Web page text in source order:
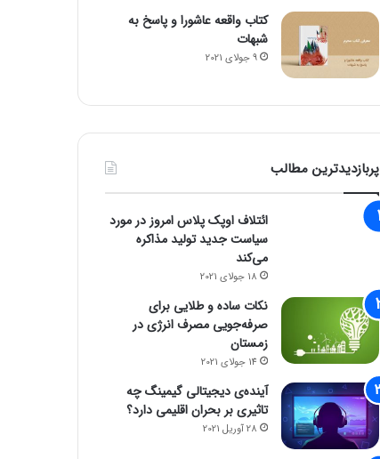
کتاب واقعه عاشورا و پاسخ به
شبهات
9 جولای 2021
پربازدیدترین مطالب
ائتلاف اوپک پلاس امروز در مورد
سیاست جدید تولید مذاکره
می‌کند
18 جولای 2021
نکات ساده و طلایی برای
صرفه‌جویی مصرف انرژی در
زمستان
14 جولای 2021
آینده‌ی دیجیتالی گیمینگ چه
تاثیری بر بحران اقلیمی دارد؟
28 آوریل 2021